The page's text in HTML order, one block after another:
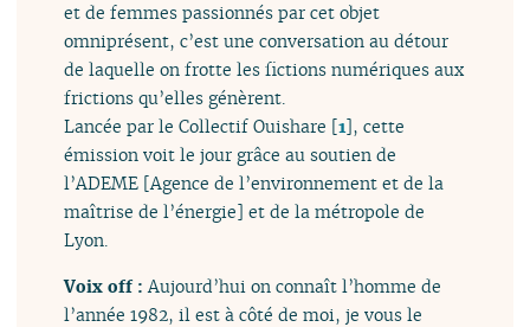
et de femmes passionnés par cet objet
omniprésent, c’est une conversation au détour
de laquelle on frotte les fictions numériques aux
frictions qu’elles génèrent.
Lancée par le Collectif Ouishare [1], cette
émission voit le jour grâce au soutien de
l’ADEME [Agence de l’environnement et de la
maîtrise de l’énergie] et de la métropole de
Lyon.
Voix off :Aujourd’hui on connaît l’homme de
l’année 1982, il est à côté de moi, je vous le